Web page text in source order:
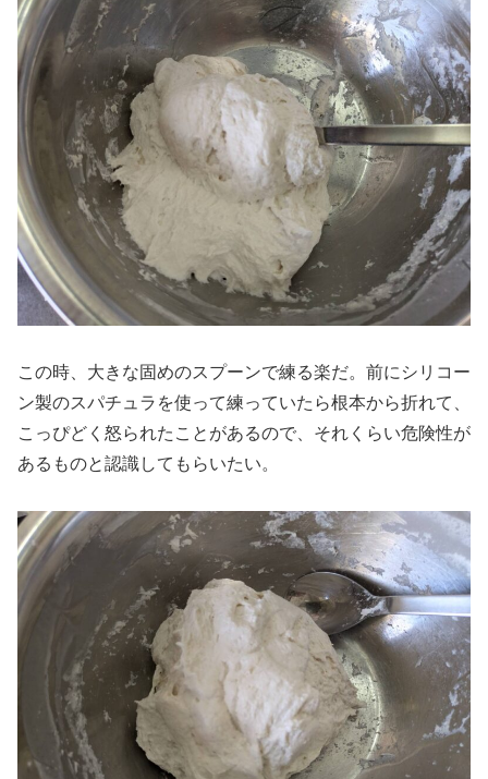
この時、大きな固めのスプーンで練る楽だ。前にシリコー
ン製のスパチュラを使って練っていたら根本から折れて、
こっぴどく怒られたことがあるので、それくらい危険性が
あるものと認識してもらいたい。